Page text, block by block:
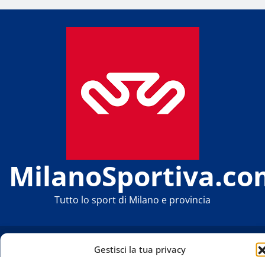
Gestisci la tua privacy
Tutto lo sport di Milano e provincia